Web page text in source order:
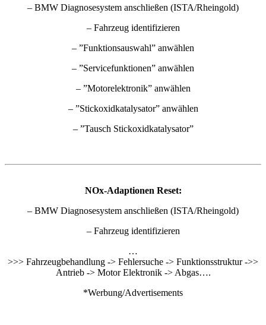
– BMW Diagnosesystem anschließen (ISTA/Rheingold)
– Fahrzeug identifizieren
– ”Funktionsauswahl” anwählen
– ”Servicefunktionen” anwählen
– ”Motorelektronik” anwählen
– ”Stickoxidkatalysator” anwählen
– ”Tausch Stickoxidkatalysator”
NOx-Adaptionen Reset:
– BMW Diagnosesystem anschließen (ISTA/Rheingold)
– Fahrzeug identifizieren
…
>>> Fahrzeugbehandlung -> Fehlersuche -> Funktionsstruktur ->>
Antrieb -> Motor Elektronik -> Abgas….
*Werbung/Advertisements